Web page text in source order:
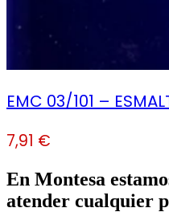
EMC 03/101 –
7,91 €
En Montesa
atender cualquier